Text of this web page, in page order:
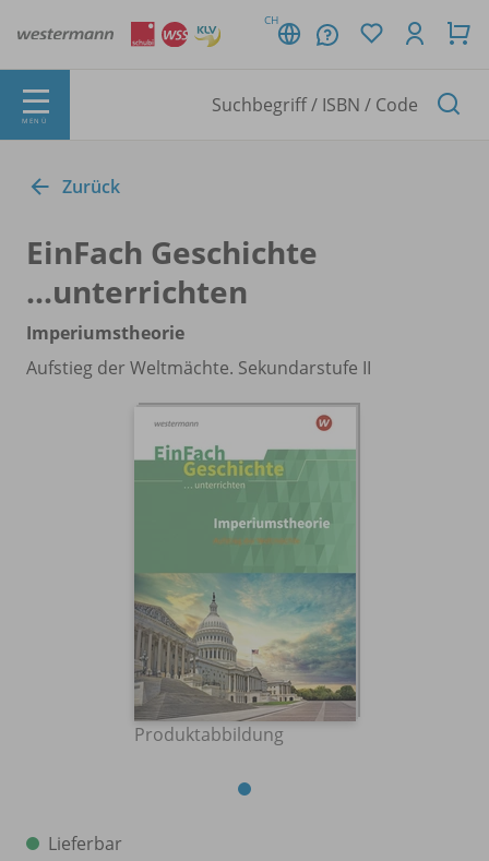
CH
MENÜ
Zurück
EinFach Geschichte
...unterrichten
Imperiumstheorie
Aufstieg der Weltmächte. Sekundarstufe II
Produktabbildung
Lieferbar